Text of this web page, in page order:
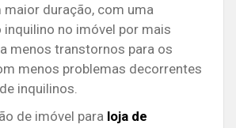
duração, com uma
inquilino no imóvel por mais
menos transtornos para os
menos problemas decorrentes
inquilinos.
de imóvel para loja de